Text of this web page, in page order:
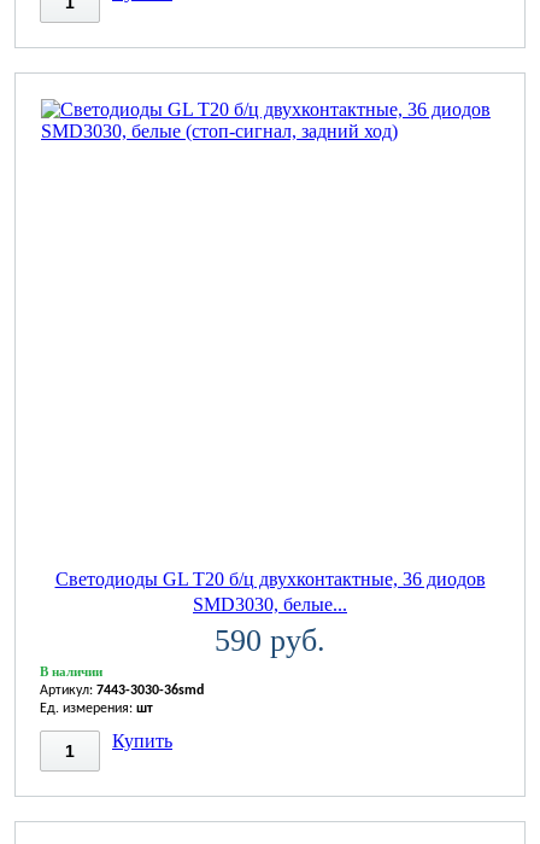
Светодиоды GL T20 б/ц двухконтактные, 36 диодов
SMD3030, белые...
590 руб.
В наличии
Артикул: 7443-3030-36smd
Ед. измерения: шт
Купить